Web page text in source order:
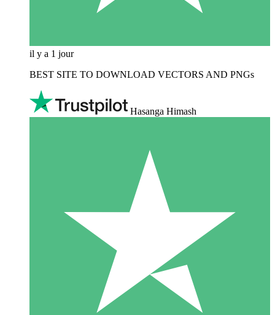
il y a 1 jour
BEST SITE TO DOWNLOAD VECTORS AND PNGs
Hasanga Himash